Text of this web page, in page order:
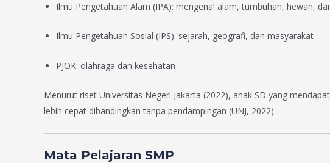
Ilmu Pengetahuan Alam (IPA): mengenal alam, tumbuhan, hewan,
Ilmu Pengetahuan Sosial (IPS): sejarah, geografi, dan masyarakat
PJOK: olahraga dan kesehatan
Menurut riset Universitas Negeri Jakarta (2022), anak SD yang
lebih cepat dibandingkan tanpa pendampingan (UNJ, 2022).
Mata Pelajaran SMP